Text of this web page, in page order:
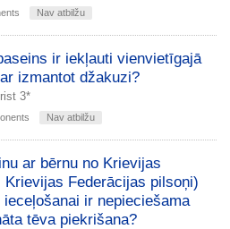
Nav atbilžu
ir iekļauti vienvietīgajā
izmantot džakuzi?
3*
Nav atbilžu
ar bērnu no Krievijas
Krievijas Federācijas pilsoņi)
ir nepieciešama
tēva piekrišana?